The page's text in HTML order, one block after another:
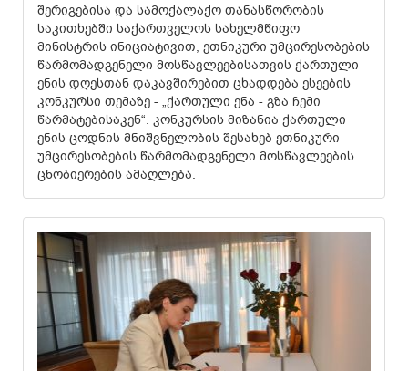
შერიგებისა და სამოქალაქო თანასწორობის
საკითხებში საქართველოს სახელმწიფო
მინისტრის ინიციატივით, ეთნიკური უმცირესობების
წარმომადგენელი მოსწავლეებისათვის ქართული
ენის დღესთან დაკავშირებით ცხადდება ესეების
კონკურსი თემაზე - „ქართული ენა - გზა ჩემი
წარმატებისაკენ“. კონკურსის მიზანია ქართული
ენის ცოდნის მნიშვნელობის შესახებ ეთნიკური
უმცირესობების წარმომადგენელი მოსწავლეების
ცნობიერების ამაღლება.